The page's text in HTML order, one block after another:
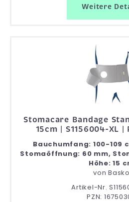
Weitere
Stomacare Bandage
15cm | S1156004-XL |
Bauchumfang: 100-109
Stomaöffnung: 60 mm,
Höhe: 15
vonBasko
Artikel-Nr.
PZN: